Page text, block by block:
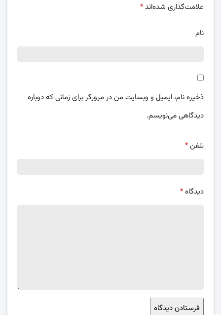
علامت‌گذاری شده‌اند*
نام
ذخیره نام، ایمیل و وبسایت من در مرورگر برای زمانی که دوباره
دیدگاهی می‌نویسم.
تلفن*
دیدگاه*